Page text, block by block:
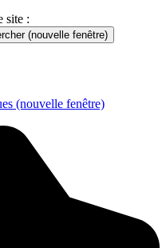
site :
(nouvelle fenêtre)
(nouvelle fenêtre)